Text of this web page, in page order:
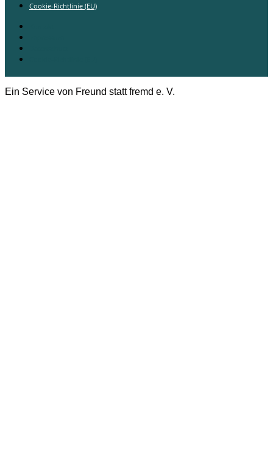
Cookie-Richtlinie (EU)
Ein Service von Freund statt fremd e. V.